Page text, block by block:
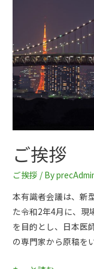
ご挨拶
ご挨拶 / By
本有識者会議は、新
た令和2年4月に、現
を目的とし、日本医
の専門家から原稿を